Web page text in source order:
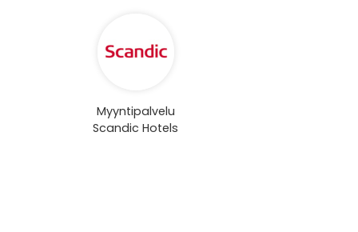
Myyntipalvelu
Scandic Hotels